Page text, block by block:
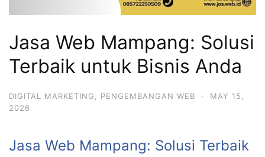
Jasa Web Mampang: Solusi
Terbaik untuk Bisnis Anda
DIGITAL MARKETING PENGEMBANGAN WEB ·
MAY 15,
2026
Jasa Web Mampang: Solusi Terbaik